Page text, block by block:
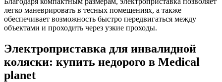
легко маневрировать в тесных помещениях, а также
обеспечивает возможность быстро передвигаться между
объектами и проходить через узкие проходы.
Электроприставка для инвалидной
коляски: купить недорого в Medical
planet